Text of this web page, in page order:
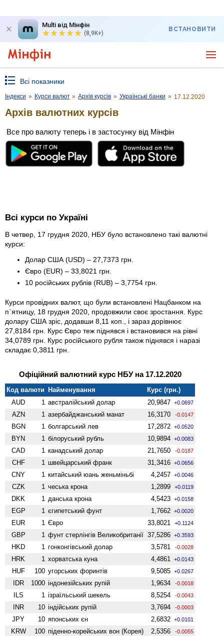
Multi від Мінфін
(8,9K+)
ВСТАНОВИТИ
Всі показники
Індекси » Курси валют » Архів курсів » Українські банки » 17.12.2020
Архів валютних курсів
Все про валюту теперь і в застосунку від Мінфін
Всі курси по Україні
В четвер, 17 грудня 2020, НБУ було встановлено такі валютні
курси:
Долар США (USD) – 27,7373 грн.
Євро (EUR) – 33,8021 грн.
10 російських рублів (RUB) – 3,7754 грн.
Курси провідних валют, що були встановлені Нацбанком на
п`ятницу, 18 грудня 2020, продовжили своє зростання. Курс
долару США зріс, додавши 8,11 коп., і зараз дорівнює
27,8184 грн. Курс Євро теж піднявся і встановився на рівні
34,0789 грн. Курс російського рубля також піднявся і наразі
складає 0,3811 грн.
Офіційний валютний курс НБУ на 17.12.2020
Код валюти Найменування
Курс (грн.)
AUD
1 австралійський долар 20,9847 +0.0697
AZN 1 азербайджанський манат 16,3170 -0.0147
BGN 1 болгарський лев 17,2872 +0.0520
BYN 1 білоруський рубль 10,9894 +0.0083
CAD 1 канадський долар 21,7650 -0.0187
CHF 1 швейцарський франк 31,3416 +0.0656
CNY 1 китайський юань женьмiньбi 4,2457 +0.0046
CZK 1 чеська крона 1,2899 +0.0119
DKK 1 данська крона 4,5423 +0.0158
EGP 1 єгипетський фунт 1,7662 +0.0020
EUR 1 Євро 33,8021 +0.1124
GBP 1 фунт стерлінгів Велико­британії 37,5286 +0.3593
HKD 1 гонконгівський долар 3,5781 -0.0028
HRK 1 хорватська куна 4,4861 +0.0143
HUF 100 угорських форинтів 9,5085 +0.0267
IDR 1000 індонезійських рупій 1,9634 -0.0018
ILS 1 ізраїльський шекель 8,5254 -0.0043
INR 10 індійських рупій 3,7694 -0.0003
JPY 10 японських єн 2,6832 +0.0101
KRW 100 піденно-корейських вон (Корея) 2,5356 -0.0055